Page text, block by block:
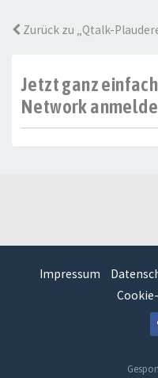
Zurück zu „Qtalk-
Jetzt ganz
Network
Impressum